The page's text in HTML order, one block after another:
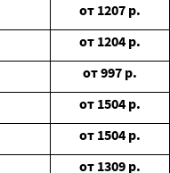
от 1207 р.
от 1204 р.
от997 р.
от 1504 р.
от 1504 р.
от 1309 р.